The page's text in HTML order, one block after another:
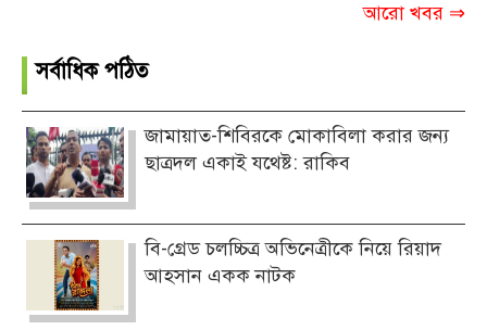
আরো খবর ⇒
সর্বাধিক পঠিত
জামায়াত-শিবিরকে মোকাবিলা করার জন্য
ছাত্রদল একাই যথেষ্ট: রাকিব
বি-গ্রেড চলচ্চিত্র অভিনেত্রীকে নিয়ে রিয়াদ
আহসান একক নাটক